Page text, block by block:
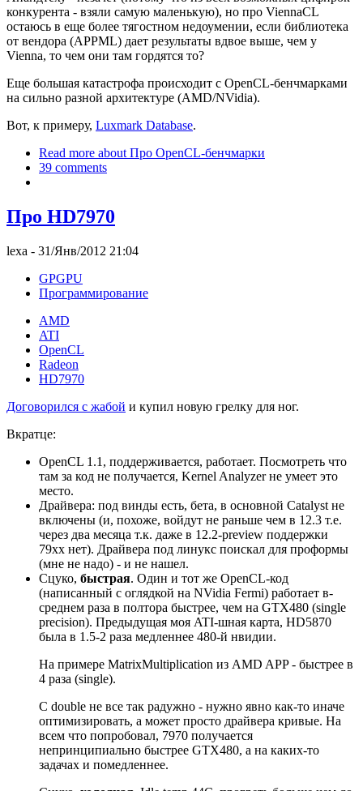
конкурента - взяли самую маленькую), но про ViennaCL
остаюсь в еще более тягостном недоумении, если библиотека
от вендора (APPML) дает результаты вдвое выше, чем у
Vienna, то чем они там гордятся то?
Еще большая катастрофа происходит с OpenCL-бенчмарками
на сильно разной архитектуре (AMD/NVidia).
Вот, к примеру, Luxmark Database.
Read more about Про OpenCL-бенчмарки
39 comments
Про HD7970
lexa - 31/Янв/2012 21:04
GPGPU
Программирование
AMD
ATI
OpenCL
Radeon
HD7970
Договорился с жабой и купил новую грелку для ног.
Вкратце:
OpenCL 1.1, поддерживается, работает. Посмотреть что
там за код не получается, Kernel Analyzer не умеет это
место.
Драйвера: под винды есть, бета, в основной Catalyst не
включены (и, похоже, войдут не раньше чем в 12.3 т.е.
через два месяца т.к. даже в 12.2-preview поддержки
79xx нет). Драйвера под линукс поискал для проформы
(мне не надо) - и не нашел.
Сцуко, быстрая. Один и тот же OpenCL-код
(написанный с оглядкой на NVidia Fermi) работает в-
среднем раза в полтора быстрее, чем на GTX480 (single
precision). Предыдущая моя ATI-шная карта, HD5870
была в 1.5-2 раза медленнее 480-й нвидии.
На примере MatrixMultiplication из AMD APP - быстрее в
4 раза (single).
С double не все так радужно - нужно явно как-то иначе
оптимизировать, а может просто драйвера кривые. На
всем что попробовал, 7970 получается
непринципиально быстрее GTX480, а на каких-то
задачах и помедленнее.